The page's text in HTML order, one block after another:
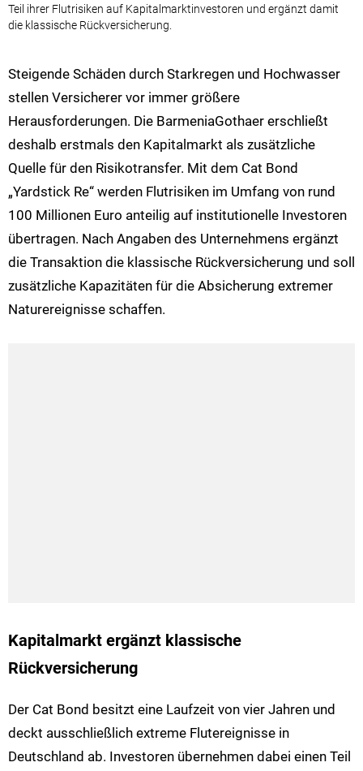
Teil ihrer Flutrisiken auf Kapitalmarktinvestoren und ergänzt damit
die klassische Rückversicherung.
Steigende Schäden durch Starkregen und Hochwasser
stellen Versicherer vor immer größere
Herausforderungen. Die BarmeniaGothaer erschließt
deshalb erstmals den Kapitalmarkt als zusätzliche
Quelle für den Risikotransfer. Mit dem Cat Bond
„Yardstick Re“ werden Flutrisiken im Umfang von rund
100 Millionen Euro anteilig auf institutionelle Investoren
übertragen. Nach Angaben des Unternehmens ergänzt
die Transaktion die klassische Rückversicherung und soll
zusätzliche Kapazitäten für die Absicherung extremer
Naturereignisse schaffen.
Kapitalmarkt ergänzt klassische
Rückversicherung
Der Cat Bond besitzt eine Laufzeit von vier Jahren und
deckt ausschließlich extreme Flutereignisse in
Deutschland ab. Investoren übernehmen dabei einen Teil